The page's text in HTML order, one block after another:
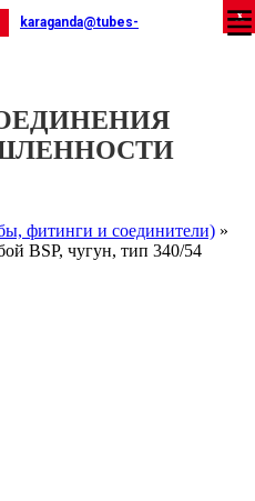
karaganda@tubes-
фитинги и соединители) »
BSP, чугун, тип 340/54
X
X
X
X
X
X
X
X
X
X
X
X
X
X
X
X
X
X
X